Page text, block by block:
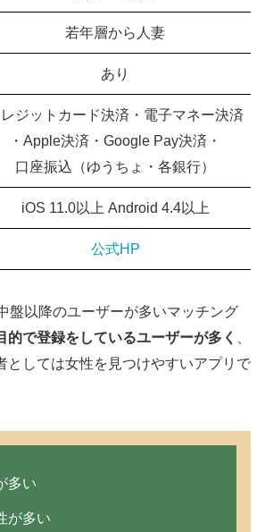
若年層から人妻
あり
レジットカード決済・電子マネー決済
・Apple決済・Google Pay決済・
口座振込（ゆうちょ・各銀行）
iOS 11.0以上 Android 4.4以上
公式HP
盤以降のユーザーが多いマッチング
的で登録をしているユーザーが多く
としては女性を見つけやすいアプリで
多い
が多い